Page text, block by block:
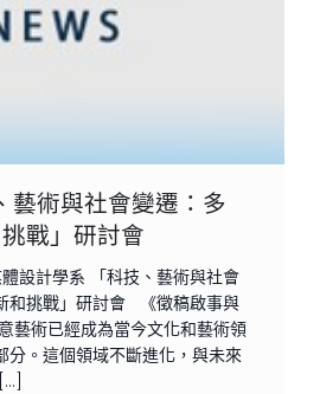
藝術與社會變遷：多
戰」研討會
設計學系 「科技、藝術與社會
和挑戰」研討會 《徵稿啟事與
藝術已經成為當今文化和藝術領
分。這個領域不斷進化，與未來